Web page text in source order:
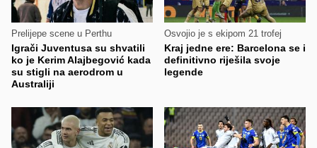
Prelijepe scene u Perthu
Igrači Juventusa su shvatili
ko je Kerim Alajbegović kada
su stigli na aerodrom u
Australiji
Osvojio je s ekipom 21 trofej
Kraj jedne ere: Barcelona se i
definitivno riješila svoje
legende